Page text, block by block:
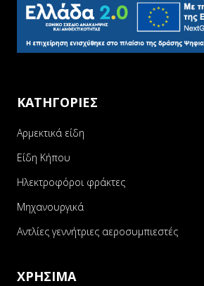
ΚΑΤΗΓΟΡΙΕΣ
Αρμεκτικά είδη
Είδη Κήπου
Ηλεκτροφόροι φράκτες
Μηχανουργικά
Αντλίες γεννήτριες αεροσυμπιεστές
ΧΡΗΣΙΜΑ